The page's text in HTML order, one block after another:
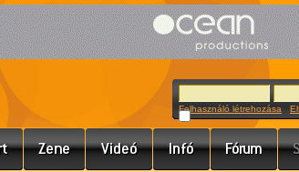
Felhasználó létrehozása